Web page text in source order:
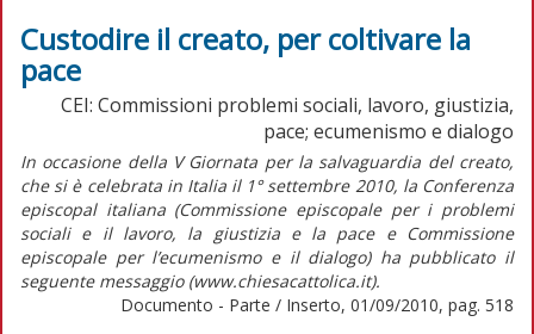
Custodire il creato, per coltivare la
pace
CEI: Commissioni problemi sociali, lavoro, giustizia,
pace; ecumenismo e dialogo
In occasione della V Giornata per la salvaguardia del creato,
che si è celebrata in Italia il 1° settembre 2010, la Conferenza
episcopal italiana (Commissione episcopale per i problemi
sociali e il lavoro, la giustizia e la pace e Commissione
episcopale per l’ecumenismo e il dialogo) ha pubblicato il
seguente messaggio (www.chiesacattolica.it).
Documento - Parte / Inserto, 01/09/2010, pag. 518